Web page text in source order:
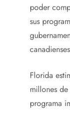
poder
sus
Florida
millones
programa